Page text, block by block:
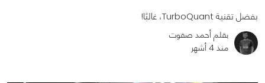
بفضل تقنية TurboQuant، غالبًا!
بقلم أحمد صفوت
منذ 4 أشهر